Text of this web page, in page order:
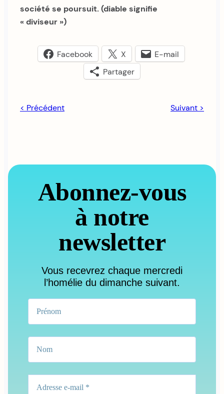
société se poursuit. (diable signifie
« diviseur »)
Facebook X
E-mail
Partager
< Précédent Suivant >
Abonnez-vous
à notre
newsletter
Vous recevrez chaque mercredi
l’homélie du dimanche suivant.